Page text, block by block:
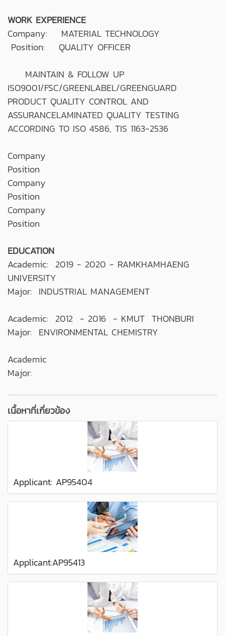
WORK EXPERIENCE
Company: MATERIAL TECHNOLOGY
Position: QUALITY OFFICER
MAINTAIN & FOLLOW UP
ISO9001/FSC/GREENLABEL/GREENGUARD
PRODUCT QUALITY CONTROL AND
ASSURANCELAMINATED QUALITY TESTING
ACCORDING TO ISO 4586, TIS 1163-2536
Company
Position
Company
Position
Company
Position
EDUCATION
Academic: 2019 - 2020 - RAMKHAMHAENG
UNIVERSITY
Major: INDUSTRIAL MANAGEMENT
Academic: 2012 - 2016 - KMUT THONBURI
Major: ENVIRONMENTAL CHEMISTRY
Academic
Major:
เนื้อหาที่เกี่ยวข้อง
Applicant: AP95404
Applicant:AP95413